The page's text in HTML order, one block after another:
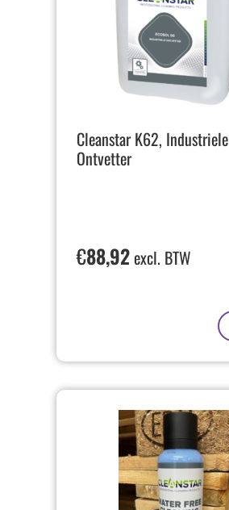
Cleanstar K62, Industriele
Ontvetter
€88,92excl. BTW